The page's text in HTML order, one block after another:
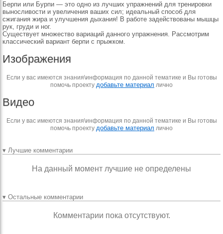
Берпи или Бурпи — это одно из лучших упражнений для тренировки
выносливости и увеличения ваших сил; идеальный способ для
сжигания жира и улучшения дыхания! В работе задействованы мышцы
рук, груди и ног.
Существует множество вариаций данного упражнения. Рассмотрим
классический вариант берпи с прыжком.
Изображения
Если у вас имеются знания\информация по данной тематике и Вы готовы
помочь проекту добавьте материал лично
Видео
Если у вас имеются знания\информация по данной тематике и Вы готовы
помочь проекту добавьте материал лично
▾ Лучшие комментарии
На данный момент лучшие не определены
▾ Остальные комментарии
Комментарии пока отсутствуют.